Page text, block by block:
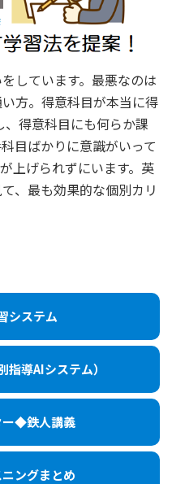
しています。最悪なのは
方。得意科目が本当に得
、得意科目にも何らか課
目ばかりに意識がいって
上げられずにいます。英
、最も効果的な個別カリ
システム
導AIシステム）
ー◆鉄人講義
ングまとめ